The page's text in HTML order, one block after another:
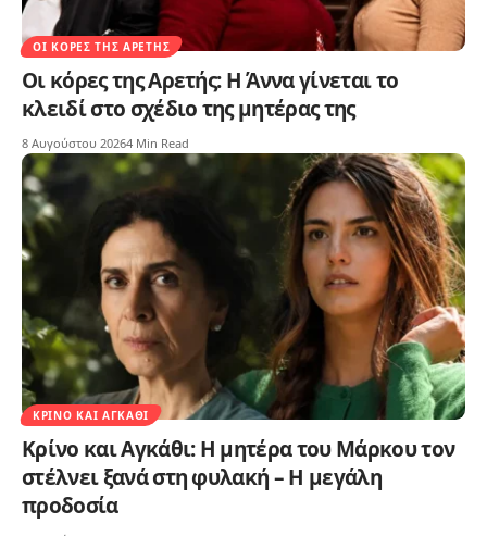
ΟΙ ΚΌΡΕΣ ΤΗΣ ΑΡΕΤΉΣ
Οι κόρες της Αρετής: Η Άννα γίνεται το
κλειδί στο σχέδιο της μητέρας της
8 Αυγούστου 20264 Min Read
ΚΡΊΝΟ ΚΑΙ ΑΓΚΆΘΙ
Κρίνο και Αγκάθι: Η μητέρα του Μάρκου τον
στέλνει ξανά στη φυλακή – Η μεγάλη
προδοσία